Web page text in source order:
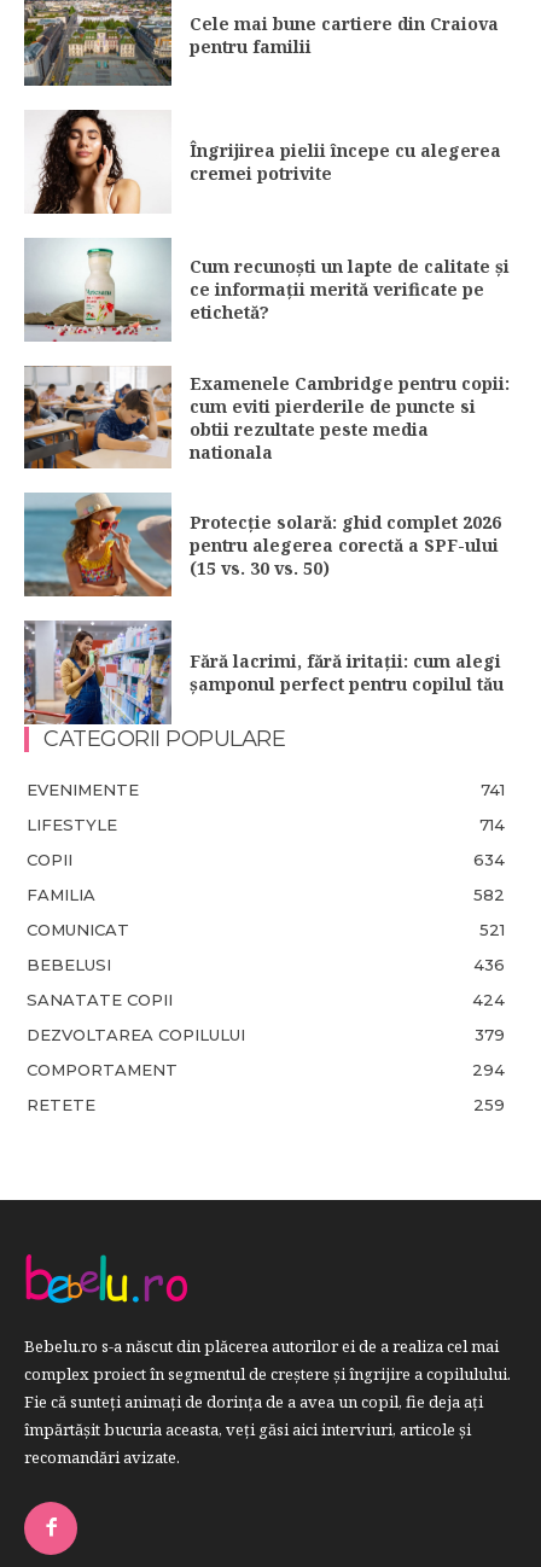
Cele mai bune cartiere din Craiova
pentru familii
Îngrijirea pielii începe cu alegerea
cremei potrivite
Cum recunoști un lapte de calitate și
ce informații merită verificate pe
etichetă?
Examenele Cambridge pentru copii:
cum eviti pierderile de puncte si
obtii rezultate peste media
nationala
Protecție solară: ghid complet 2026
pentru alegerea corectă a SPF-ului
(15 vs. 30 vs. 50)
Fără lacrimi, fără iritații: cum alegi
șamponul perfect pentru copilul tău
CATEGORII POPULARE
EVENIMENTE
741
LIFESTYLE
714
COPII
634
FAMILIA
582
COMUNICAT
521
BEBELUSI
436
SANATATE COPII
424
DEZVOLTAREA COPILULUI
379
COMPORTAMENT
294
RETETE
259
Bebelu.ro s-a născut din plăcerea autorilor ei de a realiza cel mai
complex proiect în segmentul de creştere şi îngrijire a copilulului.
Fie că sunteţi animaţi de dorinţa de a avea un copil, fie deja aţi
împărtăşit bucuria aceasta, veți găsi aici interviuri, articole şi
recomandări avizate.